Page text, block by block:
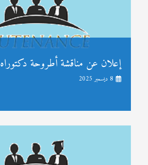
إعلان عن مناقشة أطروحة دكتوراه
8 ديسمبر 2025